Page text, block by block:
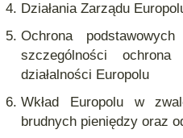
Działania Zarządu
Ochrona
szczególności
działalności Europolu
Wkład Europolu w
brudnych pieniędzy oraz